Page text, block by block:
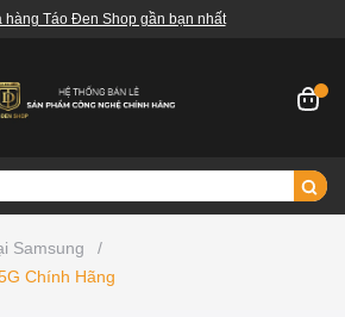
hàng Táo Đen Shop gần bạn nhất
Samsung
/
Chính Hãng